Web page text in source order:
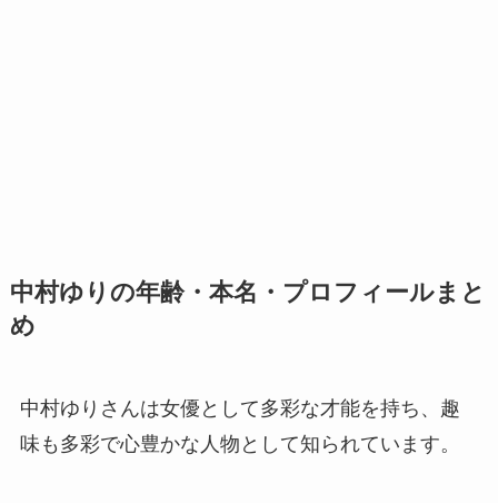
中村ゆりの年齢・本名・プロフィールまと
め
中村ゆりさんは女優として多彩な才能を持ち、趣
味も多彩で心豊かな人物として知られています。